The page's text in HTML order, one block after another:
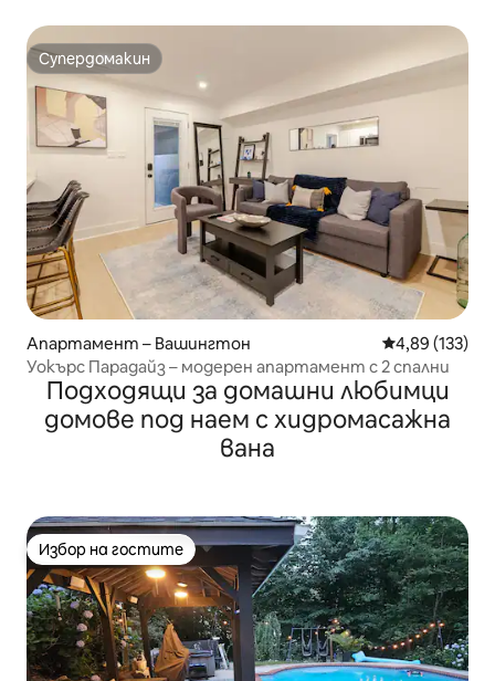
Супердомакин
Супердомакин
Апартамент – Вашингтон Средна
4,89 (133)
Уокърс Парадайз – модерен апартамент с 2 спални
Подходящи за домашни любимци
домове под наем с хидромасажна
вана
Избор на гостите
Избор на гостите